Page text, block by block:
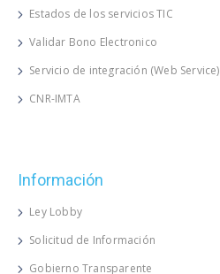
Estados de los servicios TIC
Validar Bono Electronico
Servicio de integración (Web Service)
CNR-IMTA
Información
Ley Lobby
Solicitud de Información
Gobierno Transparente